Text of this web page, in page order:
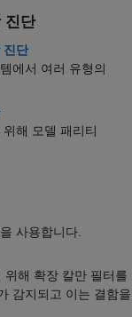
진단
진단
에서 여러 유형의
해 모델 패리티
사용합니다.
위해 확장 칼만 필터를
감지되고 이는 결함을